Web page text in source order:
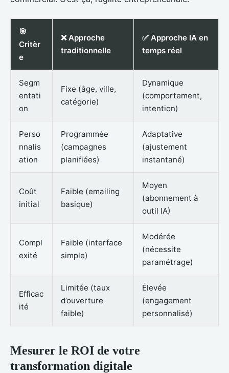
🎯
Critèr
e
❌ Approche
traditionnelle
✅ Approche IA en
temps réel
Segm
entati
on
Fixe (âge, ville,
catégorie)
Dynamique
(comportement,
intention)
Perso
nnalis
ation
Programmée
(campagnes
planifiées)
Adaptative
(ajustement
instantané)
Coût
initial
Faible (emailing
basique)
Moyen
(abonnement à
outil IA)
Compl
exité
Faible (interface
simple)
Modérée
(nécessite
paramétrage)
Efficac
ité
Limitée (taux
d’ouverture
faible)
Élevée
(engagement
personnalisé)
Mesurer le ROI de votre
transformation digitale